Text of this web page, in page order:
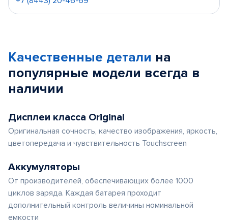
Качественные детали на
популярные модели всегда в
наличии
Дисплеи класса Original
Оригинальная сочность, качество изображения, яркость,
цветопередача и чувствительность Touchscreen
Аккумуляторы
От производителей, обеспечивающих более 1000
циклов заряда. Каждая батарея проходит
дополнительный контроль величины номинальной
емкости